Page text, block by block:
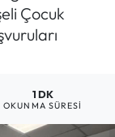
Çocuk
1 DK
OKUNMA SÜRESI